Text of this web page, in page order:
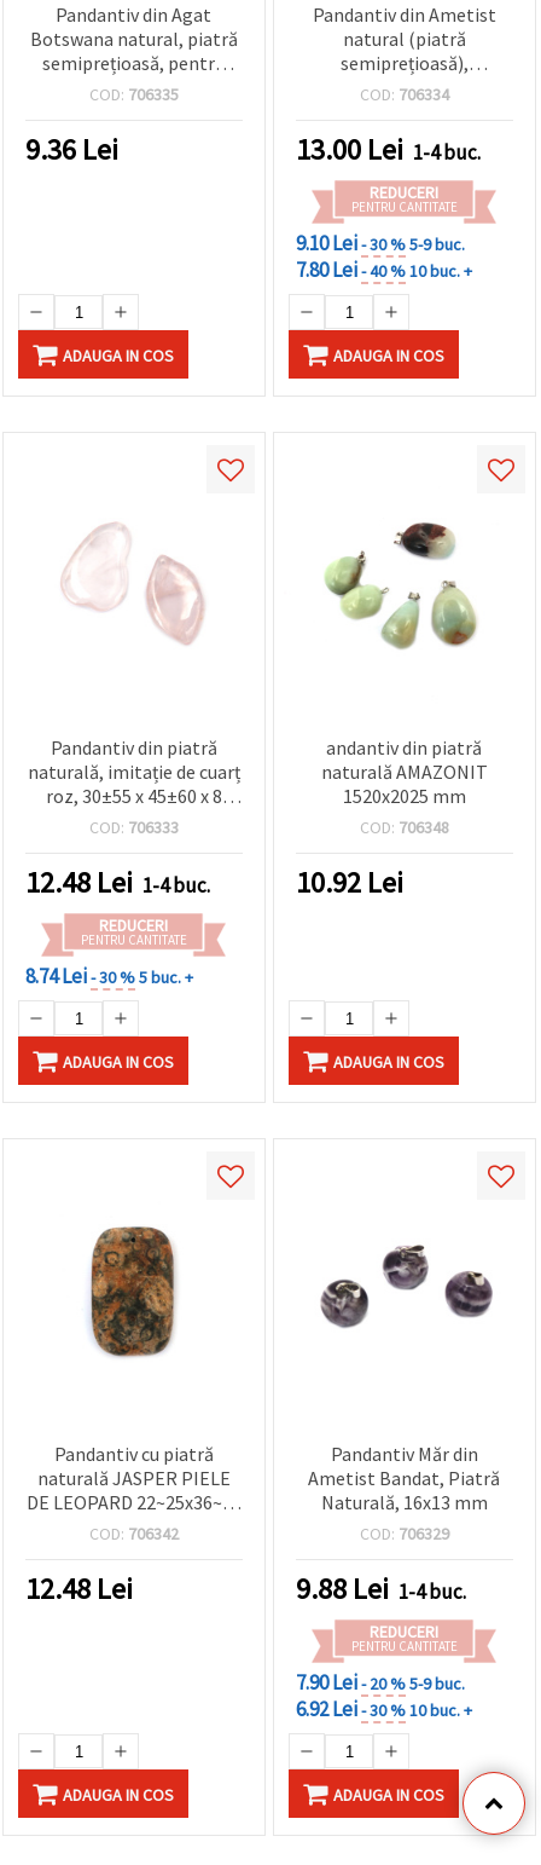
Pandantiv din Agat
Botswana natural, piatră
semiprețioasă, pentru
bijuterii handmade DIY,
COD: 706335
9.36 Lei
ADAUGA IN COS
Pandantiv din Ametist
natural (piatră
semiprețioasă),
22x33x35x53 mm, pentru
proiecte DIY
COD: 706334
13.00 Lei 1-4 buc.
REDUCERI
PENTRU CANTITATE
9.10 Lei- 30 %5-9 buc.
7.80 Lei- 40 %10 buc. +
ADAUGA IN COS
Pandantiv din piatră
naturală, imitație de cuarț
roz, 30±55 x 45±60 x 8
mm, asortat
COD: 706333
12.48 Lei 1-4 buc.
REDUCERI
PENTRU CANTITATE
8.74 Lei- 30 %5 buc. +
ADAUGA IN COS
andantiv din piatră
naturală AMAZONIT
1520x2025 mm
COD: 706348
10.92 Lei
ADAUGA IN COS
Pandantiv cu piatră
naturală JASPER PIELE
DE LEOPARD 22~25x36~40
mm
COD: 706342
12.48 Lei
ADAUGA IN COS
Pandantiv Măr din
Ametist Bandat, Piatră
Naturală, 16x13 mm
COD: 706329
9.88 Lei 1-4 buc.
REDUCERI
PENTRU CANTITATE
7.90 Lei- 20 %5-9 buc.
6.92 Lei- 30 %10 buc. +
ADAUGA IN COS